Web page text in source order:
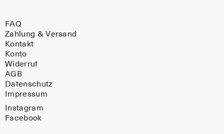
FAQ
Zahlung & Versand
Kontakt
Konto
Widerruf
AGB
Datenschutz
Impressum
Instagram
Facebook